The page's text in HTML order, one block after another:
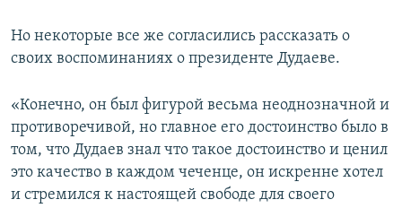
Но некоторые все же согласились рассказать о
своих воспоминаниях о президенте Дудаеве.
«Конечно, он был фигурой весьма неоднозначной и
противоречивой, но главное его достоинство было в
том, что Дудаев знал что такое достоинство и ценил
это качество в каждом чеченце, он искренне хотел
и стремился к настоящей свободе для своего